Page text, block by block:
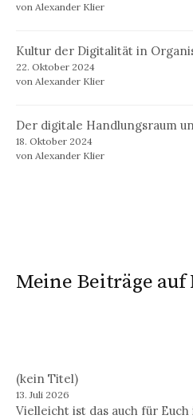
von Alexander Klier
Kultur der Digitalität in
22. Oktober 2024
von Alexander Klier
Der digitale Handlungsraum
18. Oktober 2024
von Alexander Klier
Meine Beiträge auf
(kein Titel)
13. Juli 2026
Vielleicht ist das auch für